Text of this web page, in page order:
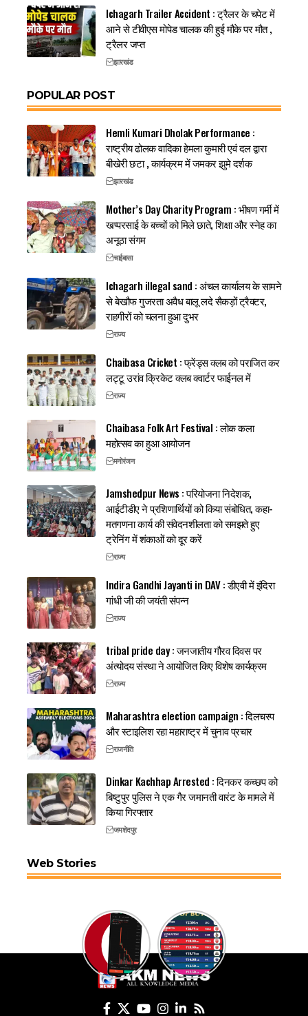
Ichagarh Trailer Accident : ट्रैलर के चपेट में
आने से टीवीएस मोपेड चालक की हुई मौके पर मौत ,
ट्रैलर जप्त
झारखंड
POPULAR POST
Hemli Kumari Dholak Performance :
राष्ट्रीय ढोलक वादिका हेमला कुमारी एवं दल द्वारा
बीखेरी छटा , कार्यक्रम में जमकर झुमे दर्शक
झारखंड
Mother’s Day Charity Program : भीषण गर्मी में
खप्परसाई के बच्चों को मिले छाते, शिक्षा और स्नेह का
अनूठा संगम
चाईबासा
Ichagarh illegal sand : अंचल कार्यालय के सामने
से बेखौफ गुजरता अवैध बालू लदे सैकड़ों ट्रैक्टर,
राहगीरों को चलना हुआ दुभर
राज्य
Chaibasa Cricket : फ्रेंड्स क्लब को पराजित कर
लट्टू उरांव क्रिकेट क्लब क्वार्टर फाईनल में
राज्य
Chaibasa Folk Art Festival : लोक कला
महोत्सव का हुआ आयोजन
मनोरंजन
Jamshedpur News : परियोजना निदेशक,
आईटीडीए ने प्रशिणार्थियों को किया संबोधित, कहा-
मतगणना कार्य की संवेदनशीलता को समझते हुए
ट्रेनिंग में शंकाओं को दूर करें
राज्य
Indira Gandhi Jayanti in DAV : डीएवी में इंदिरा
गांधी जी की जयंती संपन्न
राज्य
tribal pride day : जनजातीय गौरव दिवस पर
अंत्योदय संस्था ने आयोजित किए विशेष कार्यक्रम
राज्य
Maharashtra election campaign : दिलचस्प
और स्टाइलिश रहा महाराष्ट्र में चुनाव प्रचार
राजनीति
Dinkar Kachhap Arrested : दिनकर कच्छप को
बिष्टुपुर पुलिस ने एक गैर जमानती वारंट के मामले में
किया गिरफ्तार
जमशेदपुर
Web Stories